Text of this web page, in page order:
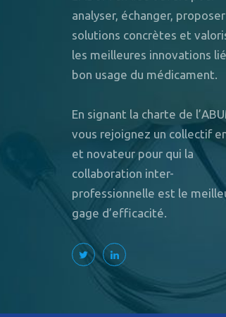
analyser, échanger,
solutions concrètes et
les meilleures innovations
bon usage du médicament.
En signant la charte de
vous rejoignez un collectif
et novateur pour qui la
collaboration inter-
professionnelle est le
gage d’efficacité.